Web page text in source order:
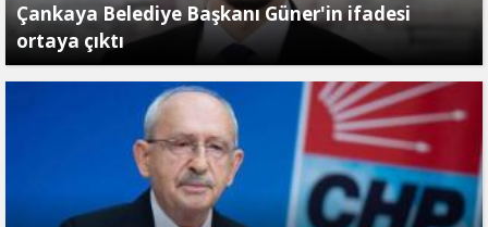
Çankaya Belediye Başkanı Güner'in ifadesi
ortaya çıktı